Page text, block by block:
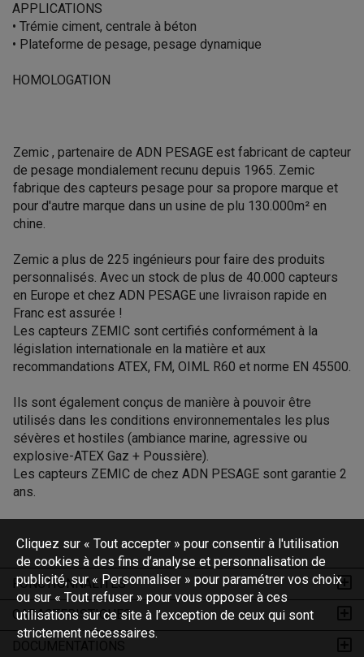
APPLICATIONS
• Trémie ciment, centrale à béton
• Plateforme de pesage, pesage dynamique
HOMOLOGATION
Zemic , partenaire de ADN PESAGE est fabricant de capteur
de pesage mondialement recunu depuis 1965. Zemic
fabrique des capteurs pesage pour sa propore marque et
pour d'autre marque dans un usine de plu 130.000m² en
chine.
Zemic a plus de 225 ingénieurs pour faire des produits
personnalisés. Avec un stock de plus de 40.000 capteurs
en Europe et chez ADN PESAGE une livraison rapide en
Franc est assurée !
Les capteurs ZEMIC sont certifiés conformément à la
législation internationale en la matière et aux
recommandations ATEX, FM, OIML R60 et norme EN 45500.
Ils sont également conçus de manière à pouvoir être
utilisés dans les conditions environnementales les plus
sévères et hostiles (ambiance marine, agressive ou
explosive-ATEX Gaz + Poussière).
Les capteurs ZEMIC de chez ADN PESAGE sont garantie 2
ans.
FONCTIONNALITES
CARACTERISTIQUES
Cliquez sur « Tout accepter » pour consentir à l'utilisation
de cookies à des fins d’analyse et personnalisation de
publicité, sur « Personnaliser » pour paramétrer vos choix
ou sur « Tout refuser » pour vous opposer à ces
utilisations sur ce site à l’exception de ceux qui sont
strictement nécessaires.